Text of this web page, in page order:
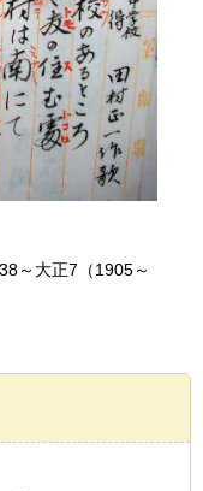
～大正7（1905～